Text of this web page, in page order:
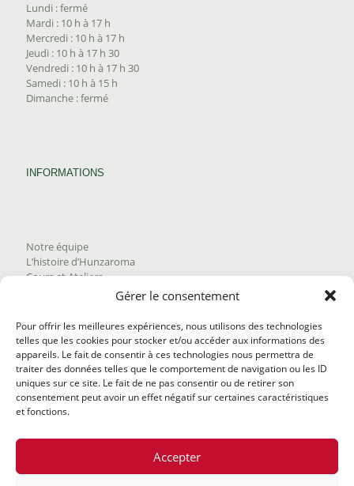
Gérer le consentement
Pour offrir les meilleures expériences, nous utilisons des technologies
telles que les cookies pour stocker et/ou accéder aux informations des
appareils. Le fait de consentir à ces technologies nous permettra de
traiter des données telles que le comportement de navigation ou les ID
uniques sur ce site. Le fait de ne pas consentir ou de retirer son
consentement peut avoir un effet négatif sur certaines caractéristiques
et fonctions.
Accepter
Lundi : fermé
Mardi : 10 h à 17 h
Mercredi : 10 h à 17 h
Jeudi : 10 h à 17 h 30
Vendredi : 10 h à 17 h 30
Samedi : 10 h à 15 h
Dimanche : fermé
INFORMATIONS
Notre équipe
L’histoire d’Hunzaroma
Cours et Ateliers
Trouver nos produits
Politique de frais d'envoi
Termes et conditions
Politique de remboursement